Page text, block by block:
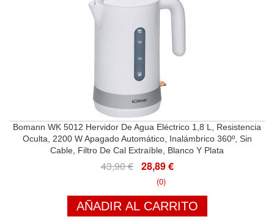
Bomann WK 5012 Hervidor De Agua Eléctrico 1,8 L, Resistencia
Oculta, 2200 W Apagado Automático, Inalámbrico 360º, Sin
Cable, Filtro De Cal Extraíble, Blanco Y Plata
43,90 € 28,89 €
(0)
AÑADIR AL CARRITO